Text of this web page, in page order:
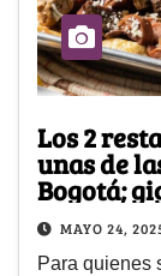
Los 2
unas de
Bogotá;
MAYO 24,
Para quienes